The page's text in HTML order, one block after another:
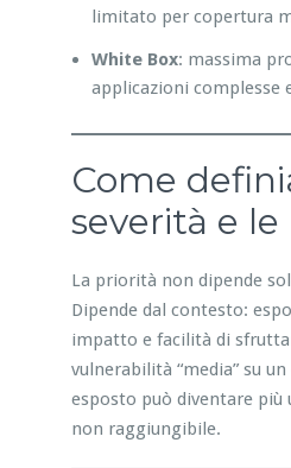
limitato per copertura
White Box: massima
applicazioni complesse
Come
severità e
La priorità non dipende
Dipende dal contesto:
impatto e facilità di
vulnerabilità “media” su
esposto può diventare più
non raggiungibile.